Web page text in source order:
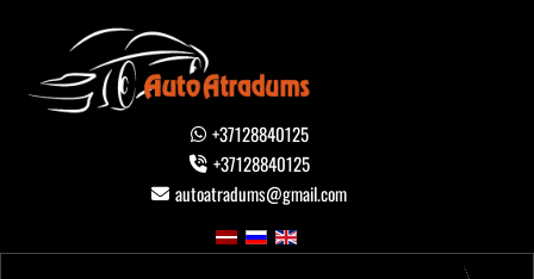
+37128840125
+37128840125
autoatradums@gmail.com